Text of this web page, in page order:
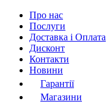
Про нас
Послуги
Доставка і Оплата
Дисконт
Контакти
Новини
Гарантії
Магазини